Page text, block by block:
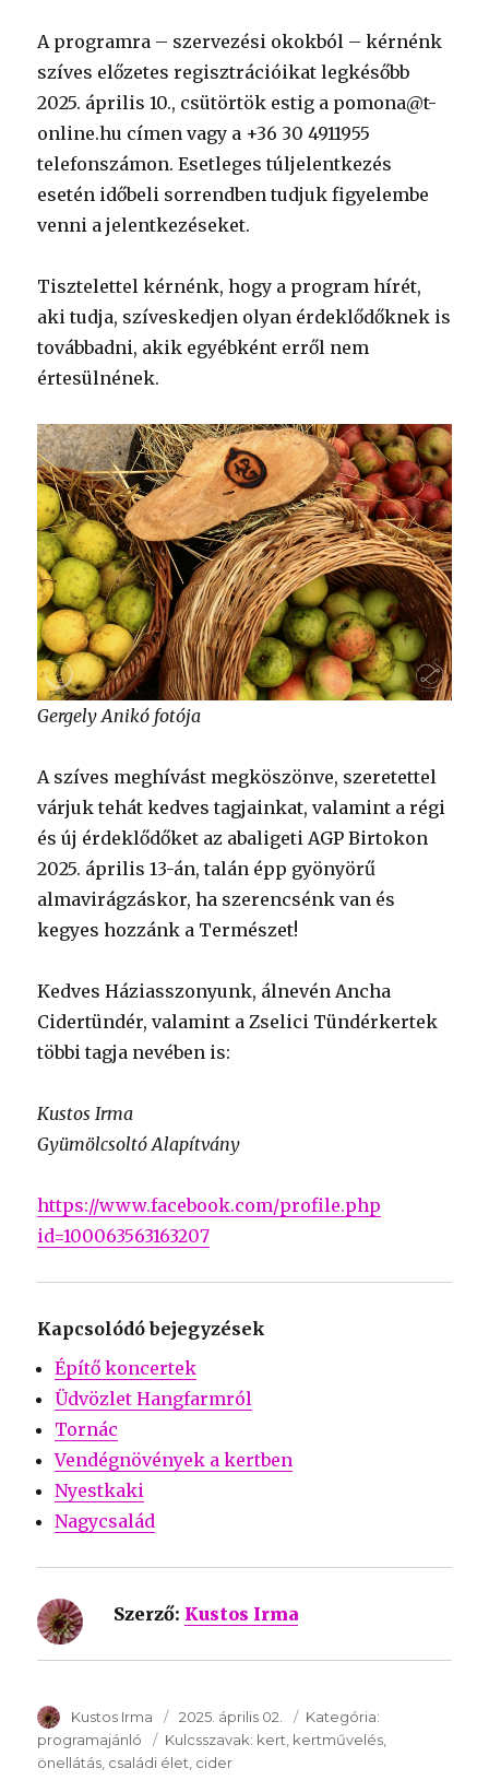
A programra – szervezési okokból – kérnénk
szíves előzetes regisztrációikat legkésőbb
2025. április 10., csütörtök estig a pomona@t-
online.hu címen vagy a +36 30 4911955
telefonszámon. Esetleges túljelentkezés
esetén időbeli sorrendben tudjuk figyelembe
venni a jelentkezéseket.
Tisztelettel kérnénk, hogy a program hírét,
aki tudja, szíveskedjen olyan érdeklődőknek is
továbbadni, akik egyébként erről nem
értesülnének.
Gergely Anikó fotója
A szíves meghívást megköszönve, szeretettel
várjuk tehát kedves tagjainkat, valamint a régi
és új érdeklődőket az abaligeti AGP Birtokon
2025. április 13-án, talán épp gyönyörű
almavirágzáskor, ha szerencsénk van és
kegyes hozzánk a Természet!
Kedves Háziasszonyunk, álnevén Ancha
Cidertündér, valamint a Zselici Tündérkertek
többi tagja nevében is:
Kustos Irma
Gyümölcsoltó Alapítvány
https://www.facebook.com/profile.php
id=100063563163207
Kapcsolódó bejegyzések
Építő koncertek
Üdvözlet Hangfarmról
Tornác
Vendégnövények a kertben
Nyestkaki
Nagycsalád
Szerző: Kustos Irma
SzerzÅ
Kustos Irma Közzétéve:
2025. április 02. Kategória:
programajánló
Kulcsszavak: Kulcsszavak:
kert kertművelés
önellátás családi élet cider